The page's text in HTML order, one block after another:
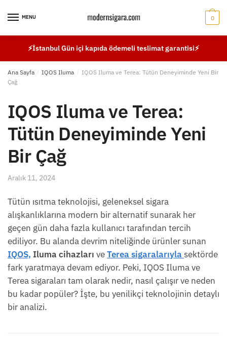
MENU 0
⚡İstanbul Gün içi kapıda ödemeli teslimat garantisi⚡
Ana Sayfa / IQOS Iluma / IQOS Iluma ve Terea: Tütün Deneyiminde Yeni Bir
Çağ
IQOS Iluma ve Terea:
Tütün Deneyiminde Yeni
Bir Çağ
Aralık 11, 2024
Tütün ısıtma teknolojisi, geleneksel sigara
alışkanlıklarına modern bir alternatif sunarak her
geçen gün daha fazla kullanıcı tarafından tercih
ediliyor. Bu alanda devrim niteliğinde ürünler sunan
IQOS, Iluma cihazları veTerea sigaralarıyla sektörde
fark yaratmaya devam ediyor. Peki, IQOS Iluma ve
Terea sigaraları tam olarak nedir, nasıl çalışır ve neden
bu kadar popüler? İşte, bu yenilikçi teknolojinin detaylı
bir analizi.